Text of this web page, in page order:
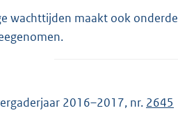
wachttijden maakt ook
2016–2017, nr. 2645